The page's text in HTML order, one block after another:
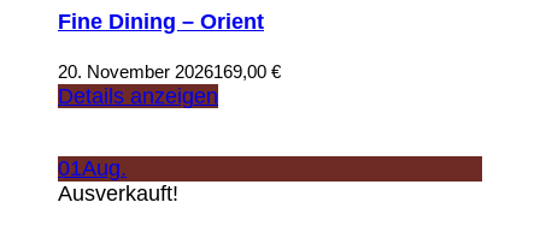
Fine Dining – Orient
20. November 2026169,00 €
Details anzeigen
01Aug.
Ausverkauft!